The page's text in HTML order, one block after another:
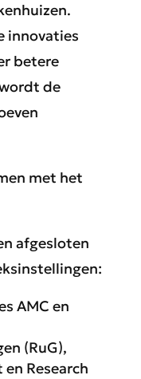
innovaties
betere
de
met het
afgesloten
AMC en
(RuG),
Research